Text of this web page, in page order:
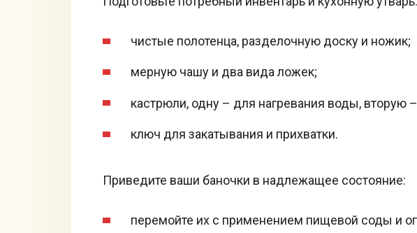
чистые полотенца, разделочную доску и ножик;
мерную чашу и два вида ложек;
кастрюли, одну – для нагревания воды, вторую
ключ для закатывания и прихватки.
Приведите ваши баночки в надлежащее состояние:
перемойте их с применением пищевой соды и